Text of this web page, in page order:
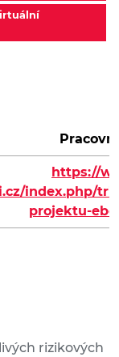
https://
index.php/
projektu-
rizikových